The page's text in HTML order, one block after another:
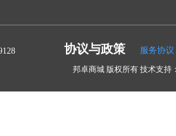
协议与政策 服务协议
邦卓商城 版权所有 技术支持